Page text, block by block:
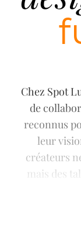
Chez Spot
de
reconnus
leur
créateurs
mais des
pour la